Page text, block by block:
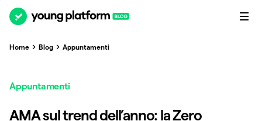
Home Blog Appuntamenti
Appuntamenti
AMA sul trend dell’anno: la Zero